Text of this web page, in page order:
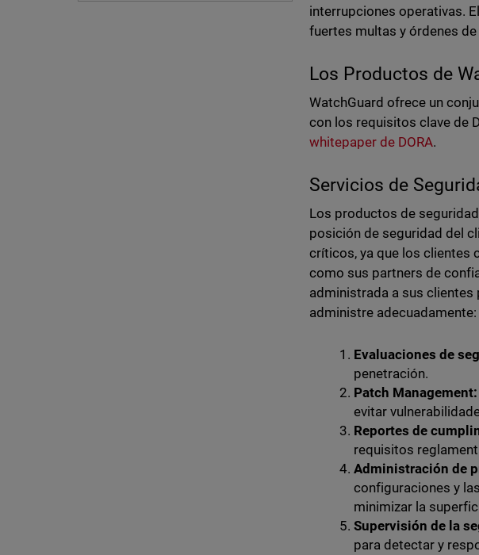
interrupciones operativas.
fuertes multas y órdenes
Los Productos de
WatchGuard ofrece un
con los requisitos clave de
whitepaper de DORA.
Servicios de
Los productos de
posición de seguridad del
críticos, ya que los clientes
como sus partners de
administrada a sus clientes
administre adecuadamente:
Evaluaciones de
penetración.
Patch Management:
evitar
Reportes de
requisitos
Administración de
configuraciones y
minimizar la
Supervisión de la
para detectar y